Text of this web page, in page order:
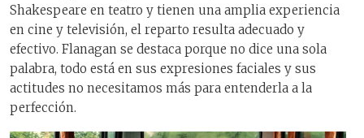
Shakespeare en teatro y tienen una amplia experiencia
en cine y televisión, el reparto resulta adecuado y
efectivo. Flanagan se destaca porque no dice una sola
palabra, todo está en sus expresiones faciales y sus
actitudes no necesitamos más para entenderla a la
perfección.